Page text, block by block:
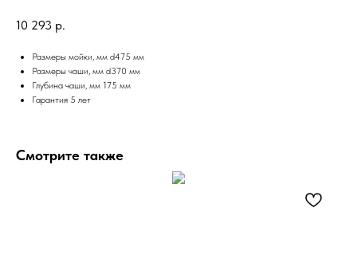
10 293 р.
Размеры мойки, мм d475 мм
Размеры чаши, мм d370 мм
Глубина чаши, мм 175 мм
Гарантия 5 лет
Смотрите также